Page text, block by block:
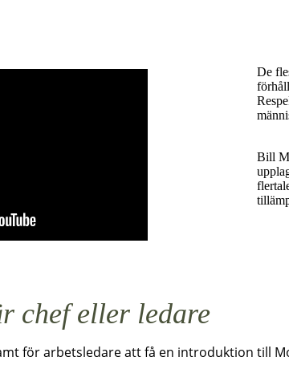
De
Bill
chef eller ledare
för arbetsledare att få en introduktion till